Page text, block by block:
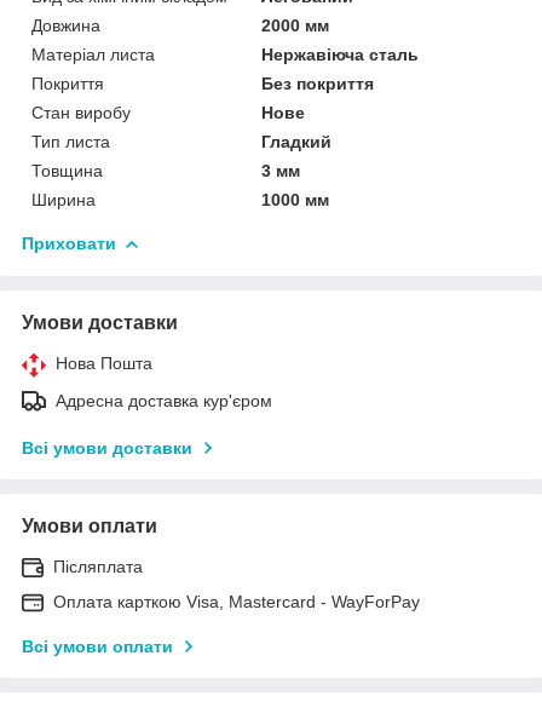
Довжина
2000 мм
Матеріал листа
Нержавіюча сталь
Покриття
Без покриття
Стан виробу
Нове
Тип листа
Гладкий
Товщина
3 мм
Ширина
1000 мм
Приховати
Умови доставки
Нова Пошта
Адресна доставка кур'єром
Всі умови доставки
Умови оплати
Післяплата
Оплата карткою Visa, Mastercard - WayForPay
Всі умови оплати